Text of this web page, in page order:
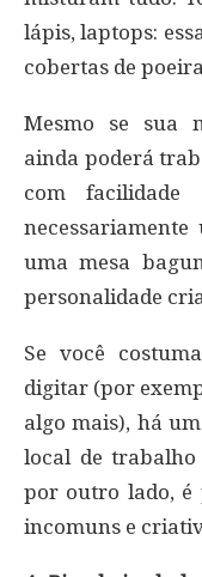
lápis, laptops:
cobertas de
Mesmo se sua
ainda poderá
com
uma mesa
personalidade
Se você
digitar (por
algo mais), há
local de
por outro lado, é
incomuns e